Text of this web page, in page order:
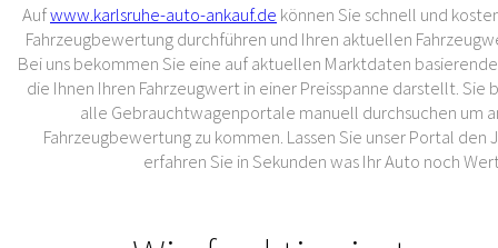
Aufwww.karlsruhe-auto-ankauf.de können Sie schnell und
Fahrzeugbewertung durchführen und Ihren aktuellen
Bei uns bekommen Sie eine auf aktuellen Marktdaten
die Ihnen Ihren Fahrzeugwert in einer Preisspanne darstellt. Sie
alle Gebrauchtwagenportale manuell durchsuchen um
Fahrzeugbewertung zu kommen. Lassen Sie unser Portal den
erfahren Sie in Sekunden was Ihr Auto noch